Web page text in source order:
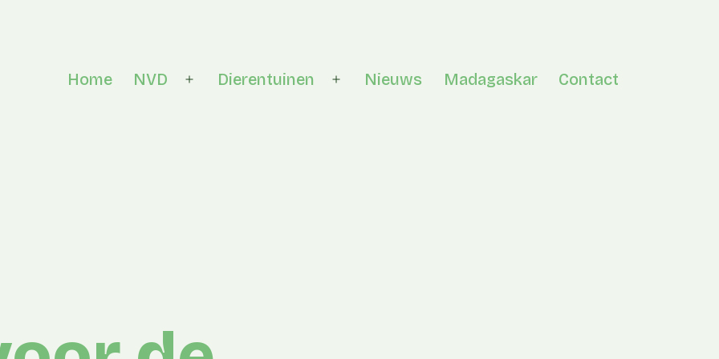
Home
NVD
Open menu
Dierentuinen
Open menu
Nieuws Madagaskar Contact